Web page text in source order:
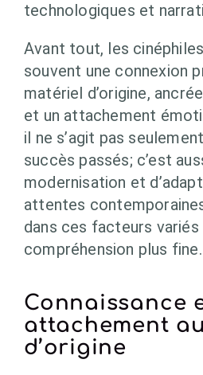
technologiques et
Avant tout, les
souvent une connexion
matériel d’origine,
et un attachement
il ne s’agit pas
succès passés; c’est
modernisation et
attentes
dans ces facteurs variés
compréhension plus fine.
Connaissance
attachement
d’origine